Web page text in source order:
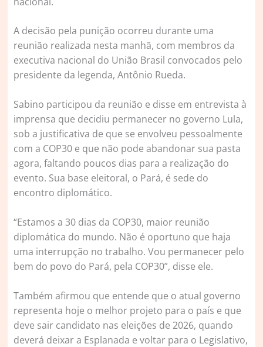
A decisão pela punição ocorreu durante uma
reunião realizada nesta manhã, com membros da
executiva nacional do União Brasil convocados pelo
presidente da legenda, Antônio Rueda.
Sabino participou da reunião e disse em entrevista à
imprensa que decidiu permanecer no governo Lula,
sob a justificativa de que se envolveu pessoalmente
com a COP30 e que não pode abandonar sua pasta
agora, faltando poucos dias para a realização do
evento. Sua base eleitoral, o Pará, é sede do
encontro diplomático.
“Estamos a 30 dias da COP30, maior reunião
diplomática do mundo. Não é oportuno que haja
uma interrupção no trabalho. Vou permanecer pelo
bem do povo do Pará, pela COP30”, disse ele.
Também afirmou que entende que o atual governo
representa hoje o melhor projeto para o país e que
deve sair candidato nas eleições de 2026, quando
deverá deixar a Esplanada e voltar para o Legislativo,